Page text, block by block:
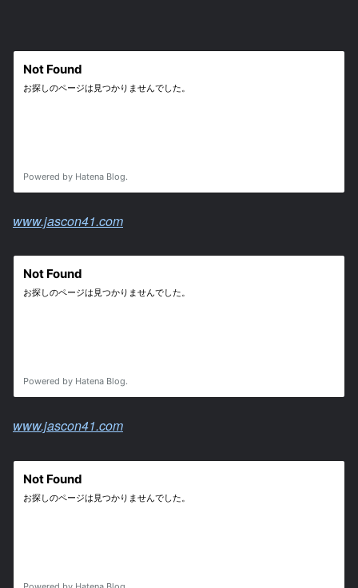
www.jascon41.com
www.jascon41.com